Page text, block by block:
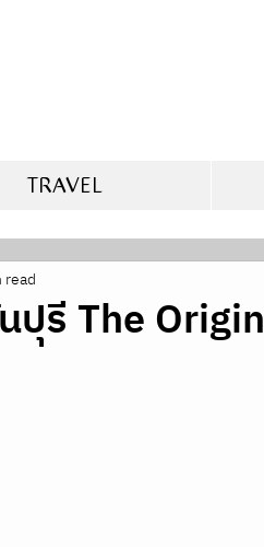
TRAVEL
ปุรี The
read